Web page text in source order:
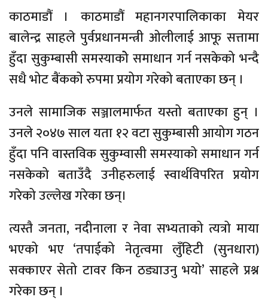
काठमाडौं । काठमाडौं महानगरपालिकाका मेयर
बालेन्द्र साहले पुर्वप्रधानमन्त्री ओलीलाई आफू सत्तामा
हुँदा सुकुम्बासी समस्याकोे समाधान गर्न नसकेको भन्दै
सधै भोट बैंकको रुपमा प्रयोग गरेको बताएका छन् ।
उनले सामाजिक सञ्जालमार्फत यस्तो बताएका हुन् ।
उनले २०४७ साल यता १२ वटा सुकुम्बासी आयोग गठन
हुँदा पनि वास्तविक सुकुम्वासी समस्याको समाधान गर्न
नसकेको बताउँदै उनीहरुलाई स्वार्थविपरित प्रयोग
गरेको उल्लेख गरेका छन्।
त्यस्तै जनता, नदीनाला र नेवा सभ्यताको त्यत्रो माया
भएको भए ‘तपाईको नेतृत्वमा लुँहिटी (सुनधारा)
सक्काएर सेतो टावर किन ठड्याउनु भयो’ साहले प्रश्न
गरेका छन् ।